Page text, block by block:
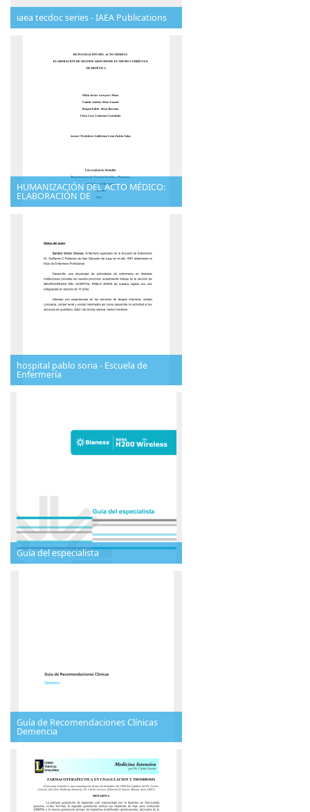
iaea tecdoc series - IAEA Publications
HUMANIZACIÓN DEL ACTO MÉDICO:
ELABORACIÓN DE
hospital pablo soria - Escuela de
Enfermería
Guía del especialista
Guía de Recomendaciones Clínicas
Demencia